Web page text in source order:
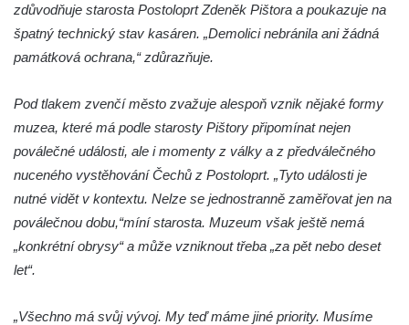
Hrob Václava Roušara na hřbitově ve
Veltěži
Hrob vojáka Rudé armády na hřbitově ve
Veltěži
Pamětní deska obětem 1. světové války u
vstupu na hřbitov ve Veltěži
Pomník obětem 1. světové války v
Konětopech
Kenotaf Antonína Husáka na hřbitově ve
zdůvodňuje starosta Postoloprt Zdeněk Pištora a poukazuje na
špatný technický stav kasáren. „Demolici nebránila ani žádná
památková ochrana,“ zdůrazňuje.
Pod tlakem zvenčí město zvažuje alespoň vznik nějaké formy
muzea, které má podle starosty Pištory připomínat nejen
poválečné události, ale i momenty z války a z předválečného
nuceného vystěhování Čechů z Postoloprt. „Tyto události je
nutné vidět v kontextu. Nelze se jednostranně zaměřovat jen na
poválečnou dobu,“míní starosta. Muzeum však ještě nemá
„konkrétní obrysy“ a může vzniknout třeba „za pět nebo deset
let“.
„Všechno má svůj vývoj. My teď máme jiné priority. Musíme